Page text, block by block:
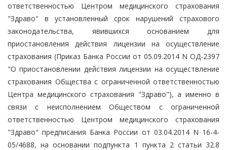
ответственностью Центром медицинского страхования
"Здраво" в установленный срок нарушений страхового
законодательства, явившихся основанием для
приостановления действия лицензии на осуществление
страхования (Приказ Банка России от 05.09.2014 N ОД-2397
"О приостановлении действия лицензии на осуществление
страхования Общества с ограниченной ответственностью
Центра медицинского страхования "Здраво"), а именно в
связи с неисполнением Обществом с ограниченной
ответственностью Центром медицинского страхования
"Здраво" предписания Банка России от 03.04.2014 N 16-4-
05/4688, на основании подпункта 1 пункта 2 статьи 32.8